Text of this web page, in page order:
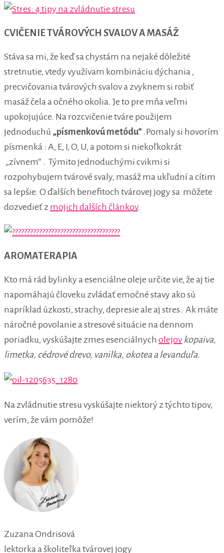
CVIČENIE TVÁROVÝCH SVALOV A MASÁŽ
Stáva sa mi, že keď sa chystám na nejaké dôležité
stretnutie, vtedy využívam kombináciu dýchania ,
precvičovania tvárových svalov a zvyknem si robiť
masáž čela a očného okolia. Je to pre mňa veľmi
upokojujúce. Na rozcvičenie tváre použijem
jednoduchú „písmenkovú metódu“ .Pomaly si hovorím
písmenká : A, E, I, O, U, a potom si niekoľkokrát
„zívnem“ . Týmito jednoduchými cvikmi si
rozpohybujem tvárové svaly, masáž ma ukľudní a cítim
sa lepšie. O ďalších benefitoch tvárovej jogy sa môžete
dozvedieť z mojich dalších článkov.
AROMATERAPIA
Kto má rád bylinky a esenciálne oleje určite vie, že aj tie
napomáhajú človeku zvládať emočné stavy ako sú
napríklad úzkosti, strachy, depresie ale aj stres. Ak máte
náročné povolanie a stresové situácie na dennom
poriadku, vyskúšajte zmes esenciálnych olejov kopaiva,
limetka, cédrové drevo, vanilka, okotea a levanduľa.
Na zvládnutie stresu vyskúšajte niektorý z týchto tipov,
verím, že vám pomôže!
Zuzana Ondrisová
lektorka a školiteľka tvárovej jogy